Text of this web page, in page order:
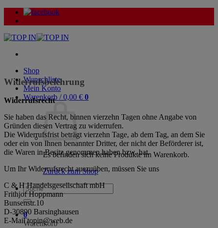
Zum
Inhalt
Shop
Wunschliste
Mein Konto
Warenkorb /0,00 € 0
Es befinden sich keine Produkte im Warenkorb.
Zurück zum Shop
Suche
nach:
0
Warenkorb
Widerrufsbelehrung
Widerrufsrecht
Sie haben das Recht, binnen vierzehn Tagen ohne Angabe von
Gründen diesen Vertrag zu widerrufen.
Die Widerrufsfrist beträgt vierzehn Tage, ab dem Tag, an dem Sie
oder ein von Ihnen benannter Dritter, der nicht der Beförderer ist,
die Waren in Besitz genommen haben bzw. hat.
Um Ihr Widerrufsrecht auszuüben, müssen Sie uns
C & H Handelsgesellschaft mbH
Frithjof Hoppmann
Bunsenstr.10
D-30890 Barsinghausen
E-Mail topin@web.de